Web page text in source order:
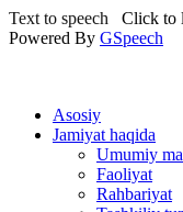
Text to speech Click to
Powered By GSpeech
Asosiy
Jamiyat haqida
Umumiy
Faoliyat
Rahbariyat